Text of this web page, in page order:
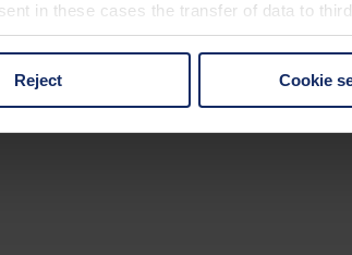
in these cases the transfer of data to
to the use of non-essential cookies by
Reject Cookie